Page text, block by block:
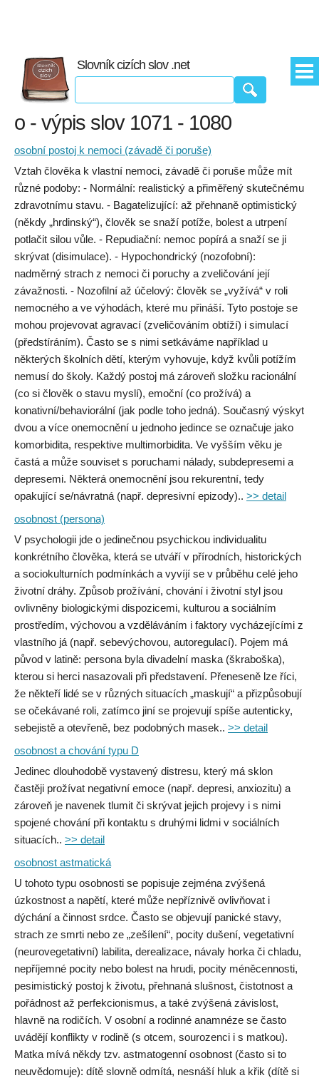
Slovník cizích slov .net
o - výpis slov 1071 - 1080
osobní postoj k nemoci (závadě či poruše)
Vztah člověka k vlastní nemoci, závadě či poruše může mít
různé podoby: - Normální: realistický a přiměřený skutečnému
zdravotnímu stavu. - Bagatelizující: až přehnaně optimistický
(někdy „hrdinský“), člověk se snaží potíže, bolest a utrpení
potlačit silou vůle. - Repudiační: nemoc popírá a snaží se ji
skrývat (disimulace). - Hypochondrický (nozofobní):
nadměrný strach z nemoci či poruchy a zveličování její
závažnosti. - Nozofilní až účelový: člověk se „vyžívá“ v roli
nemocného a ve výhodách, které mu přináší. Tyto postoje se
mohou projevovat agravací (zveličováním obtíží) i simulací
(předstíráním). Často se s nimi setkáváme například u
některých školních dětí, kterým vyhovuje, když kvůli potížím
nemusí do školy. Každý postoj má zároveň složku racionální
(co si člověk o stavu myslí), emoční (co prožívá) a
konativní/behaviorální (jak podle toho jedná). Současný výskyt
dvou a více onemocnění u jednoho jedince se označuje jako
komorbidita, respektive multimorbidita. Ve vyšším věku je
častá a může souviset s poruchami nálady, subdepresemi a
depresemi. Některá onemocnění jsou rekurentní, tedy
opakující se/návratná (např. depresivní epizody).. >> detail
osobnost (persona)
V psychologii jde o jedinečnou psychickou individualitu
konkrétního člověka, která se utváří v přírodních, historických
a sociokulturních podmínkách a vyvíjí se v průběhu celé jeho
životní dráhy. Způsob prožívání, chování i životní styl jsou
ovlivněny biologickými dispozicemi, kulturou a sociálním
prostředím, výchovou a vzděláváním i faktory vycházejícími z
vlastního já (např. sebevýchovou, autoregulací). Pojem má
původ v latině: persona byla divadelní maska (škraboška),
kterou si herci nasazovali při představení. Přeneseně lze říci,
že někteří lidé se v různých situacích „maskují“ a přizpůsobují
se očekávané roli, zatímco jiní se projevují spíše autenticky,
sebejistě a otevřeně, bez podobných masek.. >> detail
osobnost a chování typu D
Jedinec dlouhodobě vystavený distresu, který má sklon
častěji prožívat negativní emoce (např. depresi, anxiozitu) a
zároveň je navenek tlumit či skrývat jejich projevy i s nimi
spojené chování při kontaktu s druhými lidmi v sociálních
situacích.. >> detail
osobnost astmatická
U tohoto typu osobnosti se popisuje zejména zvýšená
úzkostnost a napětí, které může nepříznivě ovlivňovat i
dýchání a činnost srdce. Často se objevují panické stavy,
strach ze smrti nebo ze „zešílení“, pocity dušení, vegetativní
(neurovegetativní) labilita, derealizace, návaly horka či chladu,
nepříjemné pocity nebo bolest na hrudi, pocity méněcennosti,
pesimistický postoj k životu, přehnaná slušnost, čistotnost a
pořádnost až perfekcionismus, a také zvýšená závislost,
hlavně na rodičích. V osobní a rodinné anamnéze se často
uvádějí konflikty v rodině (s otcem, sourozenci i s matkou).
Matka mívá někdy tzv. astmatogenní osobnost (často si to
neuvědomuje): dítě slovně odmítá, nesnáší hluk a křik (dítě si